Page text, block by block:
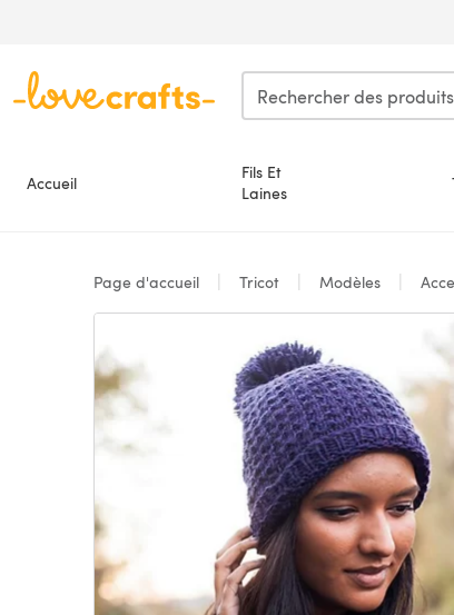
Accueil
Fils Et
Laines
Page d'accueil Tricot Modèles